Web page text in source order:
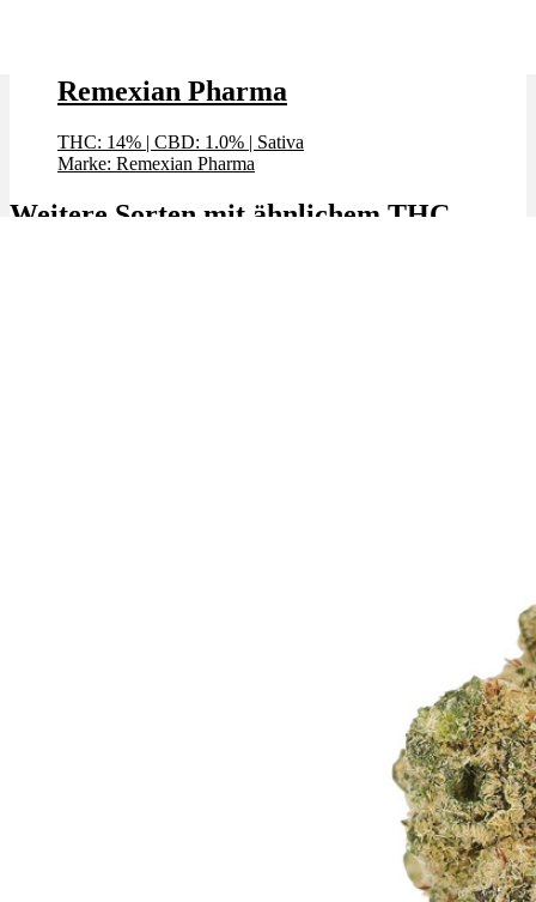
Remexian Pharma
THC: 14% | CBD: 1.0% | Sativa
Marke: Remexian Pharma
Weitere Sorten mit ähnlichem THC